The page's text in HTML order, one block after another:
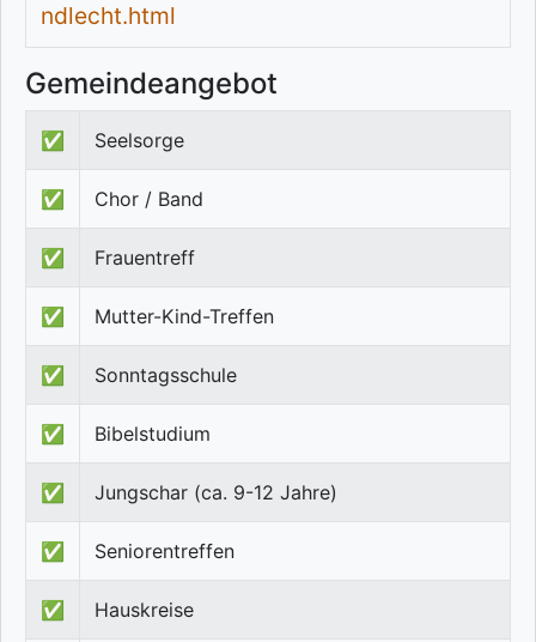
ndlecht.html
Gemeindeangebot
✅ Seelsorge
✅ Chor / Band
✅ Frauentreff
✅ Mutter-Kind-Treffen
✅ Sonntagsschule
✅ Bibelstudium
✅ Jungschar (ca. 9-12 Jahre)
✅ Seniorentreffen
✅ Hauskreise